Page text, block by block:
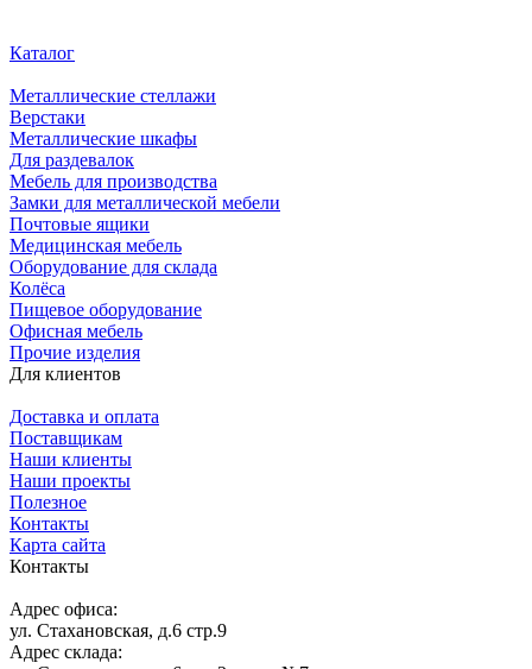
Каталог
Металлические стеллажи
Верстаки
Металлические шкафы
Для раздевалок
Мебель для производства
Замки для металлической мебели
Почтовые ящики
Медицинская мебель
Оборудование для склада
Колёса
Пищевое оборудование
Офисная мебель
Прочие изделия
Для клиентов
Доставка и оплата
Поставщикам
Наши клиенты
Наши проекты
Полезное
Контакты
Карта сайта
Контакты
Адрес офиса:
ул. Стахановская, д.6 стр.9
Адрес склада: